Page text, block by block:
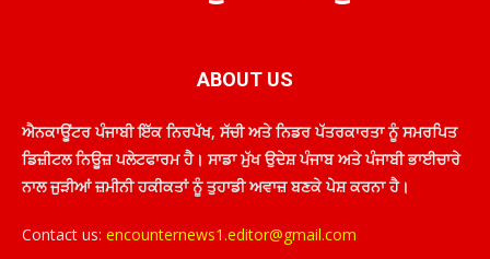
ABOUT US
ਐਨਕਾਊਂਟਰ ਪੰਜਾਬੀ ਇੱਕ ਨਿਰਪੱਖ, ਸੱਚੀ ਅਤੇ ਨਿਡਰ ਪੱਤਰਕਾਰਤਾ ਨੂੰ ਸਮਰਪਿਤ
ਡਿਜ਼ੀਟਲ ਨਿਊਜ਼ ਪਲੇਟਫਾਰਮ ਹੈ। ਸਾਡਾ ਮੁੱਖ ਉਦੇਸ਼ ਪੰਜਾਬ ਅਤੇ ਪੰਜਾਬੀ ਭਾਈਚਾਰੇ
ਨਾਲ ਜੁੜੀਆਂ ਜ਼ਮੀਨੀ ਹਕੀਕਤਾਂ ਨੂੰ ਤੁਹਾਡੀ ਅਵਾਜ਼ ਬਣਕੇ ਪੇਸ਼ ਕਰਨਾ ਹੈ।
Contact us: encounternews1.editor@gmail.com